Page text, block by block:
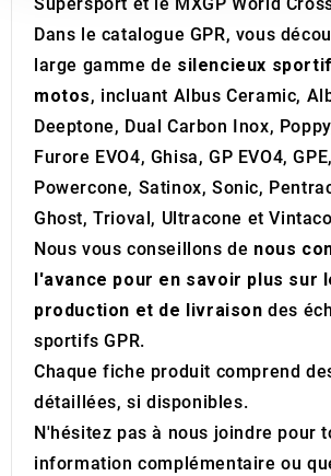
our social media, advertising and
may combine it with other information
provided to them or that they’ve
of their services.
Dans le catalogue GPR, vous
large gamme de silencieux
motos, incluant Albus Ceramic,
Deeptone, Dual Carbon Inox,
Furore EVO4, Ghisa, GP EVO4,
Powercone, Satinox, Sonic,
Ghost, Trioval, Ultracone et
Nous vous conseillons de nous
l'avance pour en savoir plus sur
production et de livraison des
sportifs GPR.
Chaque fiche produit comprend
détaillées, si disponibles.
N'hésitez pas à nous joindre pour
information complémentaire ou